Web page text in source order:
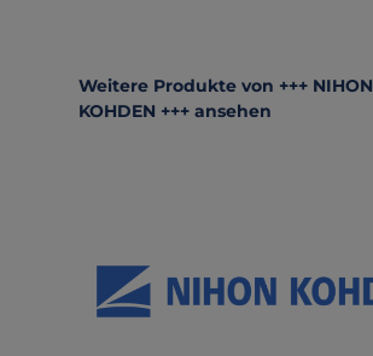
Produktgalerie überspringen
Weitere Produkte von +++ NIHON
KOHDEN +++ ansehen